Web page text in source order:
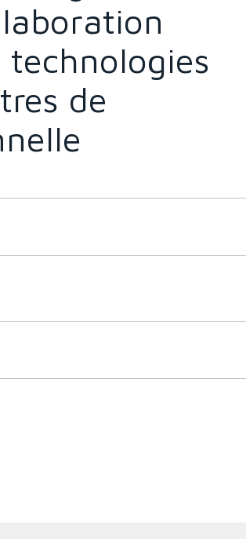
technologies
de